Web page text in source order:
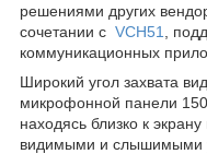
решениями других
сочетании с VCH51
,
коммуникационных
Широкий угол захвата
микрофонной панели
находясь близко к
видимыми и слышимыми